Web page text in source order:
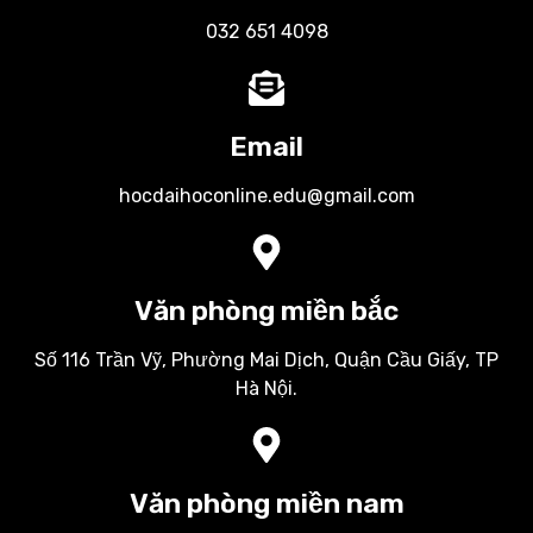
032 651 4098
Email
hocdaihoconline.edu@gmail.com
Văn phòng miền bắc
Số 116 Trần Vỹ, Phường Mai Dịch, Quận Cầu Giấy, TP
Hà Nội.
Văn phòng miền nam